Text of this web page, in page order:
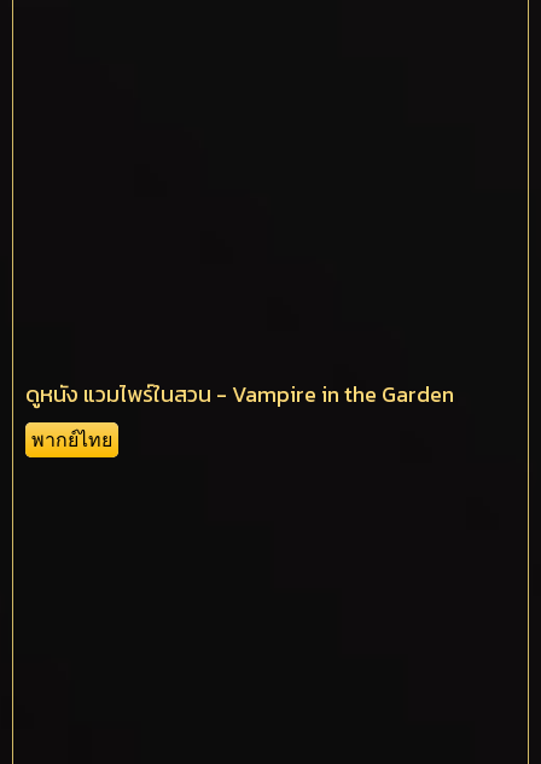
ดูหนัง แวมไพร์ในสวน - Vampire in the Garden
พากย์ไทย